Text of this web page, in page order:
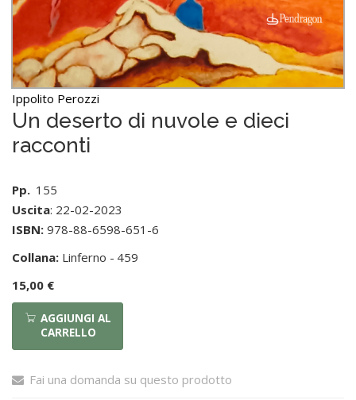
Ippolito Perozzi
Un deserto di nuvole e dieci
racconti
Pp. 155
Uscita: 22-02-2023
ISBN: 978-88-6598-651-6
Collana: Linferno - 459
15,00 €
AGGIUNGI AL
CARRELLO
Fai una domanda su questo prodotto